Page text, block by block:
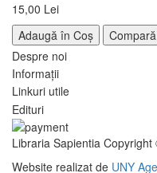
15,00 Lei
Adaugă în Coș
Despre noi
Informații
Linkuri utile
Edituri
Libraria Sapientia Copyright
Website realizat de UNY